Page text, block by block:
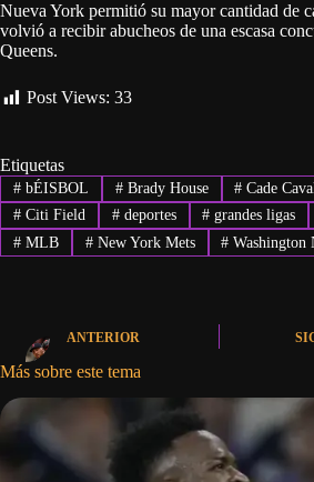
Nueva York permitió su mayor cantidad de
volvió a recibir abucheos de una escasa
Queens.
Post Views: 33
Etiquetas
#bÉISBOL #Brady House # Cade
#Citi Field #deportes # grandes ligas
#MLB #New York Mets # Washington
ANTERIOR
Más sobre este tema